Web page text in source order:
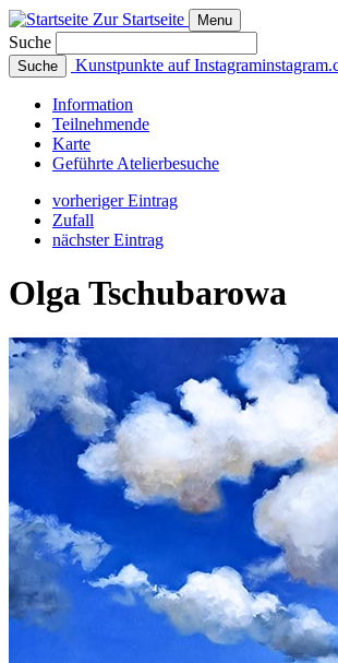
Zur Startseite Menu
Suche
Suche Kunstpunkte auf Instagram
Information
Teilnehmende
Karte
Geführte Atelierbesuche
vorheriger Eintrag
Zufall
nächster Eintrag
Olga Tschubarowa